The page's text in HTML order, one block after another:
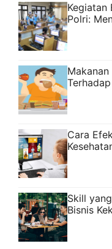
Kegiatan
Polri:
Cara
Skill
Bisnis